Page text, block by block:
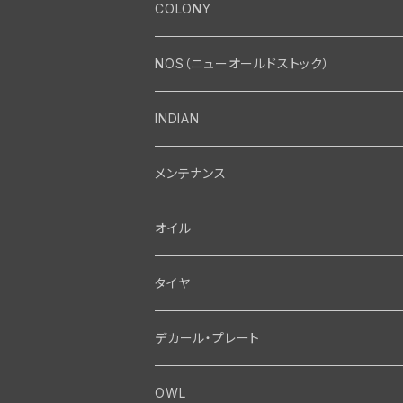
エンジン
エンジン・シリンダーヘッド
バルブ・タペット関係
エンジン関係 ビックツイン
マフラー・インテーク・キャブレター
マフラー関係
インテーク・キャブレター関係
エレクトリカル
ジェネレーター関係
ディストリビューター関係
駆動系
ドライブチェーン関係
スプロケット・ベルトドライブキット
フロントフォーク・フレーム
フロントフォーク関係
ソフテイル用 New Springer Fork
シート・サドルバッグ
シートポスト関係
ソロサドルシート関係
ハンドルバー・タンク・フェンダー
ハンドルバー関係
ホイール・ブレーキ
COLONY
Bolt・Nut
Nut
Screw
Front End・Rear End
Wheel-Brake
Fork-Shockabsorber
Motor
Motor
Carbrator
Transmission・Primary
Transmission-Shifter
Primary-clutch-Kickstarter
Gastank・Oiltank
Oilline
Gastank・Oiltank
Electrical
Electrical
TOOL
NOS（ニューオールドストック）
INDIAN
メンテナンス
オイル
タイヤ
デカール・プレート
OWL